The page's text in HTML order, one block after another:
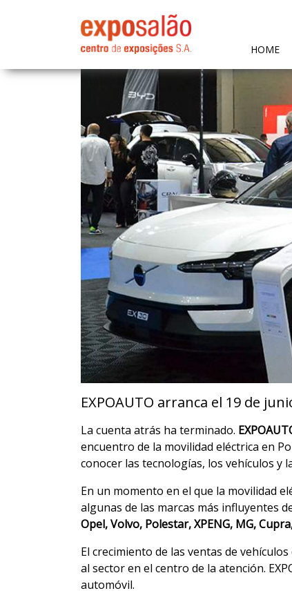
HOME
EXPOAUTO arranca el 19 de
La cuenta atrás ha terminado.
encuentro de la movilidad eléctrica en
conocer las tecnologías, los vehículos y
En un momento en el que la movilidad
algunas de las marcas más influyentes
Opel, Volvo, Polestar, XPENG, MG,
El crecimiento de las ventas de
al sector en el centro de la atención.
automóvil.